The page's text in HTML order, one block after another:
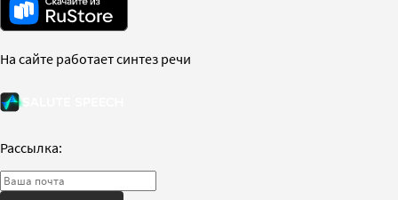
На сайте работает синтез речи
Рассылка: